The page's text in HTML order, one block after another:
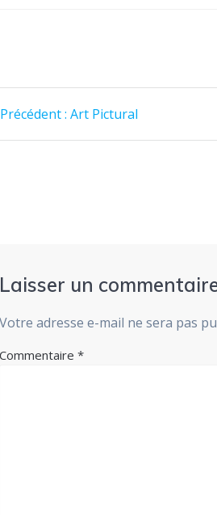
Précédent : Article
Art Pictural
Laisser un
Votre adresse e-mail ne sera pas
Commentaire*